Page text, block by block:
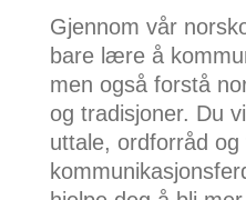
Gjennom vår
bare lære å
men også forstå
og tradisjoner. Du
uttale, ordforråd og